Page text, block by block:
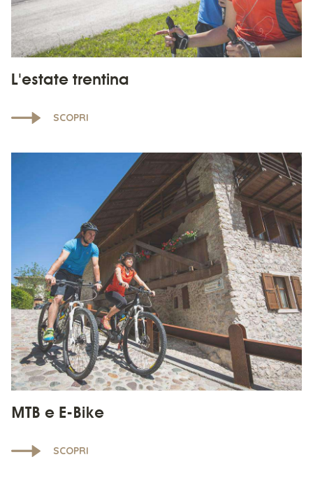
L'estate trentina
SCOPRI
MTB e E-Bike
SCOPRI